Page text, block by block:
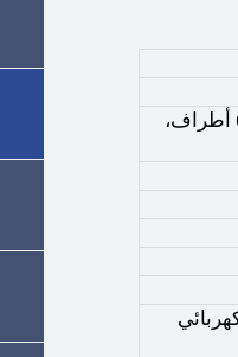
مستدير، بزاوية 45°، موصل من 6 أطراف،